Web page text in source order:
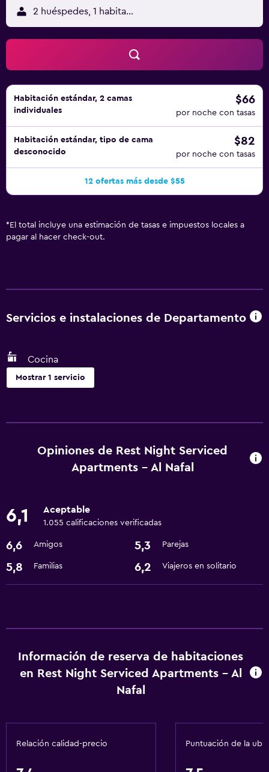
2 huéspedes, 1 habitación
Habitación estándar, 2 camas
individuales
$66
por noche con tasas
Habitación estándar, tipo de cama
desconocido
$82
por noche con tasas
12 ofertas más desde $55
* El total incluye una estimación de tasas e impuestos locales a
pagar al hacer check-out.
Servicios e instalaciones de Departamento
Cocina
Mostrar 1 servicio
Cocina
Opiniones de Rest Night Serviced
Apartments - Al Nafal
6,1 Aceptable
1.055 calificaciones verificadas
6,6 Amigos 5,3 Parejas
5,8 Familias 6,2 Viajeros en solitario
Información de reserva de habitaciones
en Rest Night Serviced Apartments - Al
Nafal
Relación calidad-precio Puntuación de la